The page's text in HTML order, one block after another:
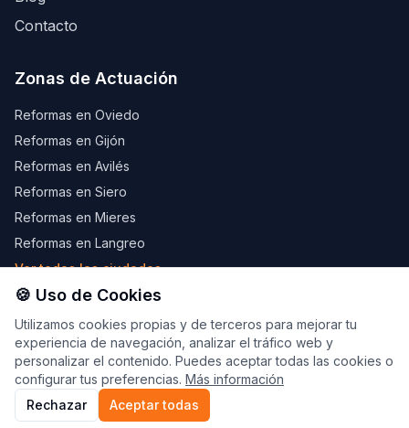
Contacto
Zonas de Actuación
Reformas en Oviedo
Reformas en Gijón
Reformas en Avilés
Reformas en Siero
Reformas en Mieres
Reformas en Langreo
Ver todas las ciudades →
© 2026 LevelHouseReformas.com — Web desarrollada por
Marco López, CEO de Ecoim.esyNeonX.es
Política de PrivacidadPolítica de Cookies
🍪 Uso de Cookies
Utilizamos cookies propias y de terceros para mejorar tu
experiencia de navegación, analizar el tráfico web y
personalizar el contenido. Puedes aceptar todas las cookies o
configurar tus preferencias. Más información
Rechazar
Aceptar todas